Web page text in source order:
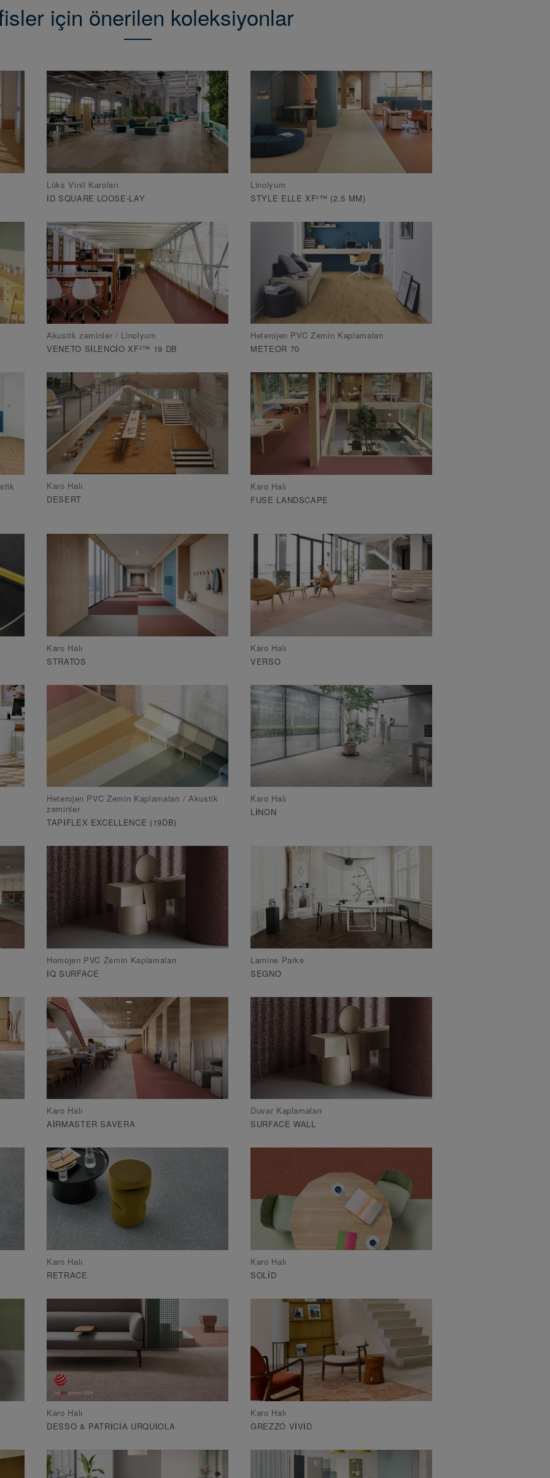
için önerilen koleksiyonlar
Lüks Vinil Karoları
ID SQUARE LOOSE-LAY
Linolyum
STYLE ELLE XF²™ (2.5 MM)
Akustik zeminler / Linolyum
VENETO SILENCIO XF²™ 19 DB
Heterojen PVC Zemin Kaplamaları
METEOR 70
Karo Halı
DESERT
Karo Halı
FUSE LANDSCAPE
Karo Halı
STRATOS
Karo Halı
VERSO
Heterojen PVC Zemin Kaplamaları / Akustik
zeminler
TAPIFLEX EXCELLENCE (19DB)
Karo Halı
LINON
Homojen PVC Zemin Kaplamaları
IQ SURFACE
Lamine Parke
SEGNO
Karo Halı
AIRMASTER SAVERA
Duvar Kaplamaları
SURFACE WALL
Karo Halı
RETRACE
Karo Halı
SOLID
Karo Halı
DESSO & PATRICIA URQUIOLA
Karo Halı
GREZZO VIVID